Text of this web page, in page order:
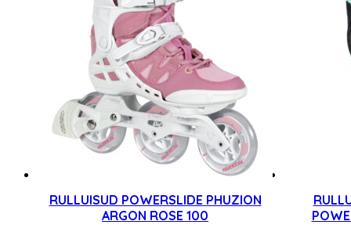
RULLUISUD POWERSLIDE PHUZION
ARGON ROSE 100